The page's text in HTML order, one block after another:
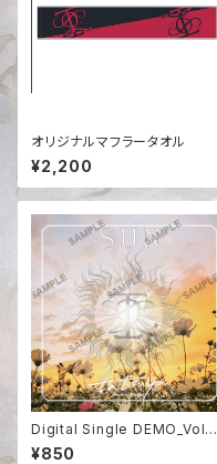
オリジナルマフラータオル
¥2,200
Digital Single DEMO_Vol.3
【SUN】
¥850